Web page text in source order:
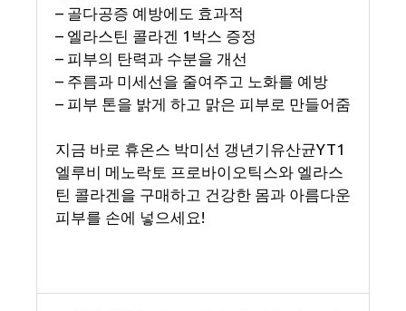
– 골다공증 예방에도 효과적
– 엘라스틴 콜라겐 1박스 증정
– 피부의 탄력과 수분을 개선
– 주름과 미세선을 줄여주고 노화를 예방
– 피부 톤을 밝게 하고 맑은 피부로 만들어줌
지금 바로 휴온스 박미선 갱년기유산균YT1
엘루비 메노락토 프로바이오틱스와 엘라스
틴 콜라겐을 구매하고 건강한 몸과 아름다운
피부를 손에 넣으세요!